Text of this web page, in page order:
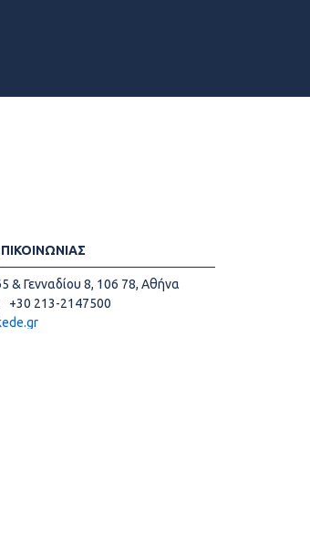
& Γενναδίου 8, 106 78, Αθήνα
+30 213-2147500